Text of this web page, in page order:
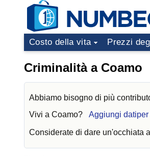
Costo della vita Prezzi
Criminalità a Coamo
Abbiamo bisogno di più
Vivi a Coamo? Aggiungi
Considerate di dare un'occhiata